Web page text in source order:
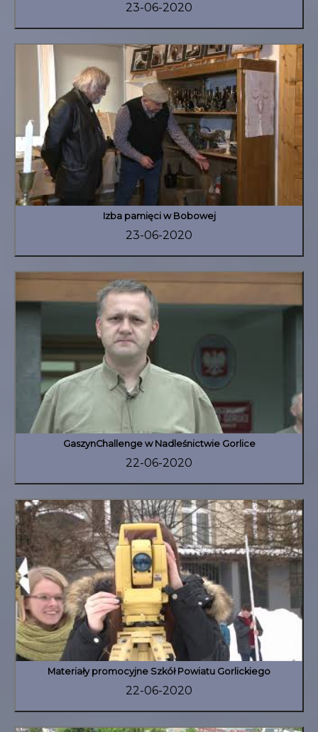
23-06-2020
Izba pamięci w Bobowej
23-06-2020
GaszynChallenge w Nadleśnictwie Gorlice
22-06-2020
Materiały promocyjne Szkół Powiatu Gorlickiego
22-06-2020